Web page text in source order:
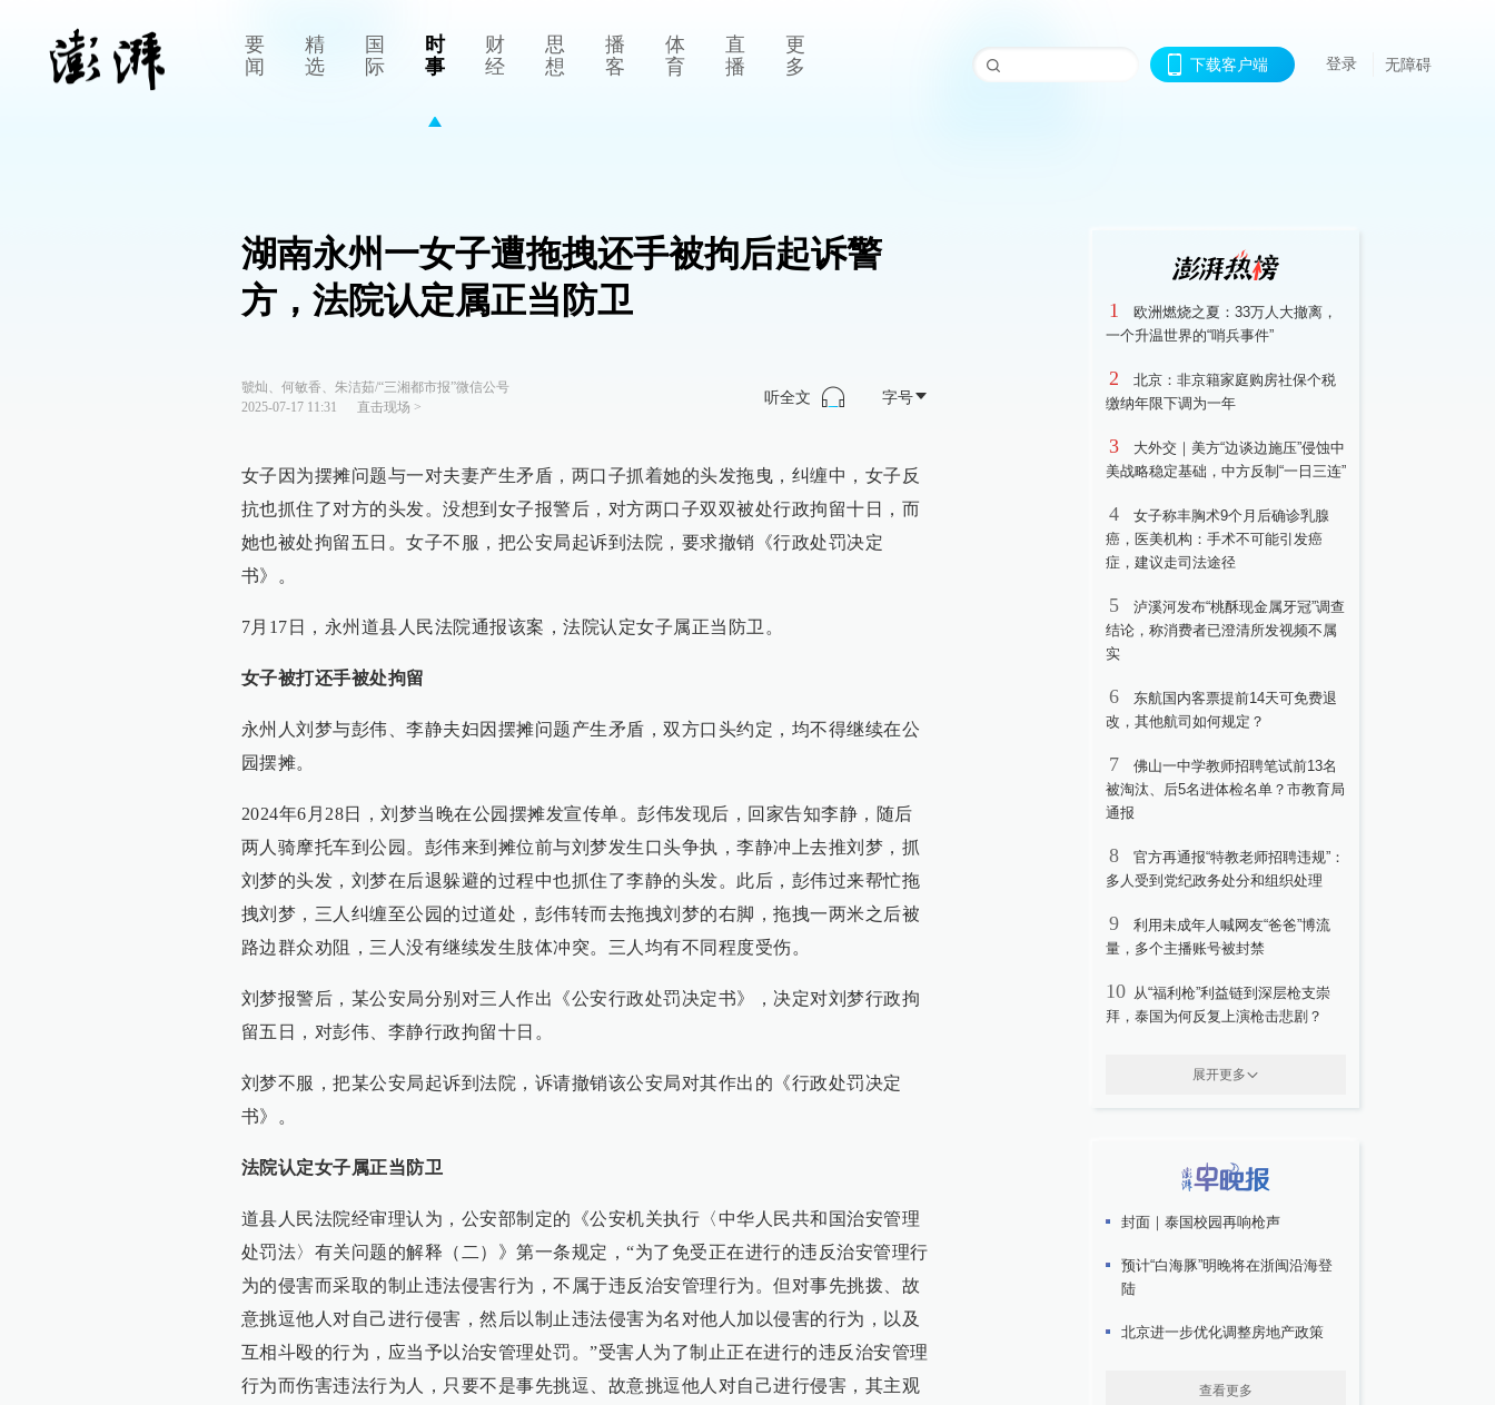
要
闻
精
选
国
际
时
事
财
经
思
想
播
客
体
育
直
播
更
多
下载客户端 登录 无障碍
湖南永州一女子遭拖拽还手被拘后起诉警
方，法院认定属正当防卫
虢灿、何敏香、朱洁茹/“三湘都市报”微信公号
2025-07-17 11:31
直击现场 >
听全文 字号
女子因为摆摊问题与一对夫妻产生矛盾，两口子抓着她的头发拖曳，纠缠中，女子反
抗也抓住了对方的头发。没想到女子报警后，对方两口子双双被处行政拘留十日，而
她也被处拘留五日。女子不服，把公安局起诉到法院，要求撤销《行政处罚决定
书》。
7月17日，永州道县人民法院通报该案，法院认定女子属正当防卫。
女子被打还手被处拘留
永州人刘梦与彭伟、李静夫妇因摆摊问题产生矛盾，双方口头约定，均不得继续在公
园摆摊。
2024年6月28日，刘梦当晚在公园摆摊发宣传单。彭伟发现后，回家告知李静，随后
两人骑摩托车到公园。彭伟来到摊位前与刘梦发生口头争执，李静冲上去推刘梦，抓
刘梦的头发，刘梦在后退躲避的过程中也抓住了李静的头发。此后，彭伟过来帮忙拖
拽刘梦，三人纠缠至公园的过道处，彭伟转而去拖拽刘梦的右脚，拖拽一两米之后被
路边群众劝阻，三人没有继续发生肢体冲突。三人均有不同程度受伤。
刘梦报警后，某公安局分别对三人作出《公安行政处罚决定书》，决定对刘梦行政拘
留五日，对彭伟、李静行政拘留十日。
刘梦不服，把某公安局起诉到法院，诉请撤销该公安局对其作出的《行政处罚决定
书》。
法院认定女子属正当防卫
道县人民法院经审理认为，公安部制定的《公安机关执行〈中华人民共和国治安管理
处罚法〉有关问题的解释（二）》第一条规定，“为了免受正在进行的违反治安管理行
为的侵害而采取的制止违法侵害行为，不属于违反治安管理行为。但对事先挑拨、故
意挑逗他人对自己进行侵害，然后以制止违法侵害为名对他人加以侵害的行为，以及
互相斗殴的行为，应当予以治安管理处罚。”受害人为了制止正在进行的违反治安管理
行为而伤害违法行为人，只要不是事先挑逗、故意挑逗他人对自己进行侵害，其主观
1
欧洲燃烧之夏：33万人大撤离，
一个升温世界的“哨兵事件”
2
北京：非京籍家庭购房社保个税
缴纳年限下调为一年
3
大外交｜美方“边谈边施压”侵蚀中
美战略稳定基础，中方反制“一日三连”
4
女子称丰胸术9个月后确诊乳腺
癌，医美机构：手术不可能引发癌
症，建议走司法途径
5
泸溪河发布“桃酥现金属牙冠”调查
结论，称消费者已澄清所发视频不属
实
6
东航国内客票提前14天可免费退
改，其他航司如何规定？
7
佛山一中学教师招聘笔试前13名
被淘汰、后5名进体检名单？市教育局
通报
8
官方再通报“特教老师招聘违规”：
多人受到党纪政务处分和组织处理
9
利用未成年人喊网友“爸爸”博流
量，多个主播账号被封禁
10 从“福利枪”利益链到深层枪支崇
拜，泰国为何反复上演枪击悲剧？
展开更多
封面｜泰国校园再响枪声
预计“白海豚”明晚将在浙闽沿海登
陆
北京进一步优化调整房地产政策
查看更多